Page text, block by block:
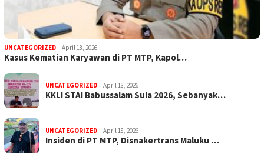
UNCATEGORIZED April 18, 2026
Kasus Kematian Karyawan di PT MTP, Kapol…
UNCATEGORIZED April 18, 2026
KKLI STAI Babussalam Sula 2026, Sebanyak…
UNCATEGORIZED April 18, 2026
Insiden di PT MTP, Disnakertrans Maluku …